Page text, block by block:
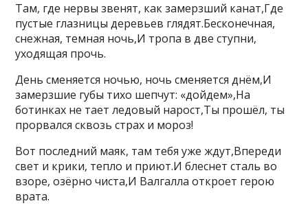
Там, где нервы звенят, как замерзший канат,Где
пустые глазницы деревьев глядят.Бесконечная,
снежная, темная ночь,И тропа в две ступни,
уходящая прочь.
День сменяется ночью, ночь сменяется днём,И
замерзшие губы тихо шепчут: «дойдем»,На
ботинках не тает ледовый нарост,Ты прошёл, ты
прорвался сквозь страх и мороз!
Вот последний маяк, там тебя уже ждут,Впереди
свет и крики, тепло и приют.И блеснет сталь во
взоре, озёрно чиста,И Валгалла откроет герою
врата.